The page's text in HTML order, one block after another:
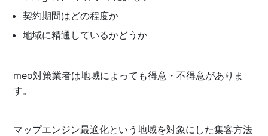
契約期間はどの程度か
地域に精通しているかどうか
meo対策業者は地域によっても得意・不得意がありま
す。
マップエンジン最適化という地域を対象にした集客方法